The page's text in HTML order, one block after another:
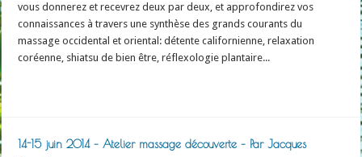
vous donnerez et recevrez deux par deux, et approfondirez vos
connaissances à travers une synthèse des grands courants du
massage occidental et oriental: détente californienne, relaxation
coréenne, shiatsu de bien être, réflexologie plantaire...
14-15 juin 2014 – Atelier massage découverte – Par Jacques